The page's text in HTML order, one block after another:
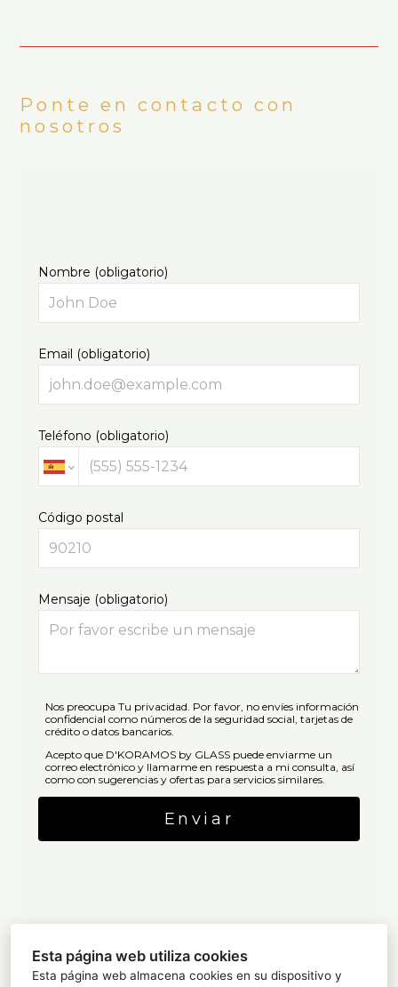
Esta página web utiliza cookies
Esta página web almacena cookies en su dispositivo y
Contacto
Ponte en contacto con
nosotros
Nombre (obligatorio)
Email (obligatorio)
Teléfono (obligatorio)
Código postal
Mensaje (obligatorio)
Nos preocupa Tu privacidad. Por favor, no envíes información
confidencial como números de la seguridad social, tarjetas de
crédito o datos bancarios.
Acepto que D'KORAMOS by GLASS puede enviarme un
correo electrónico y llamarme en respuesta a mi consulta, así
como con sugerencias y ofertas para servicios similares.
Enviar